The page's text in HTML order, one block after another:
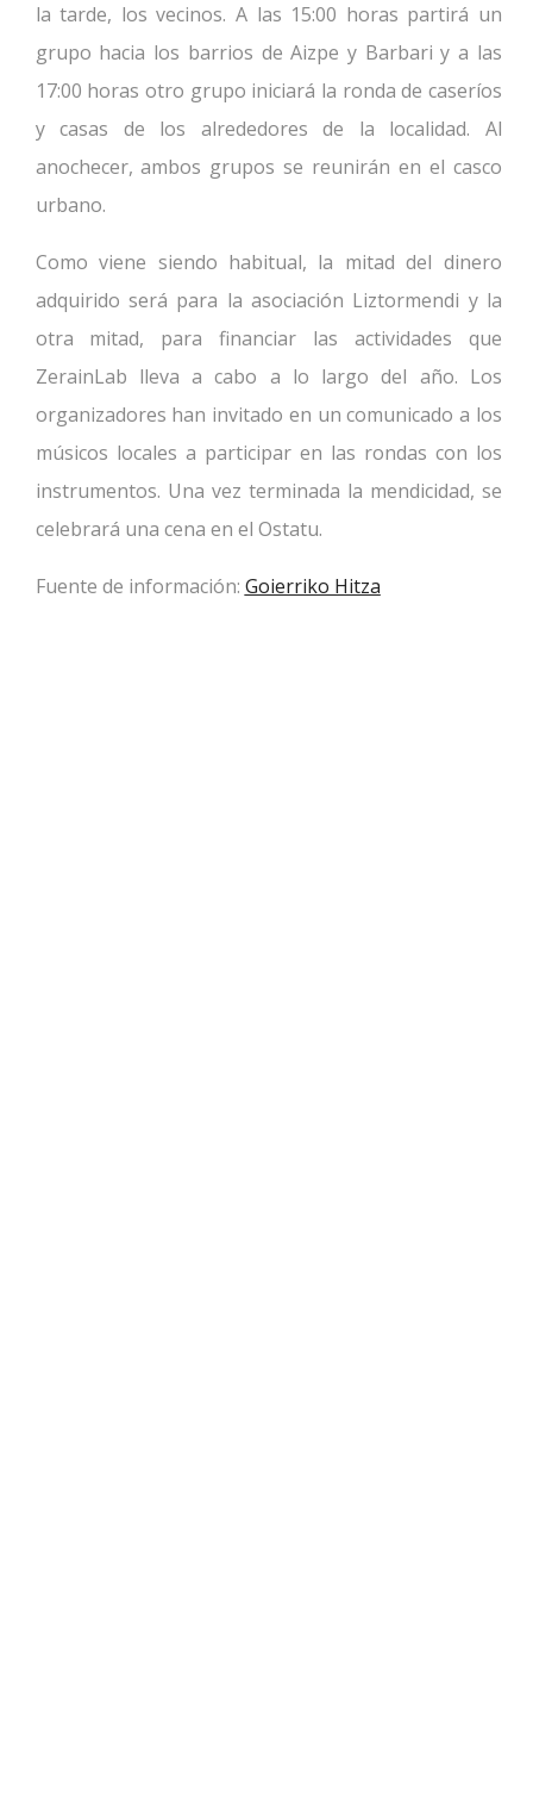
la tarde, los vecinos. A las 15:00 horas partirá un
grupo hacia los barrios de Aizpe y Barbari y a las
17:00 horas otro grupo iniciará la ronda de caseríos
y casas de los alrededores de la localidad. Al
anochecer, ambos grupos se reunirán en el casco
urbano.
Como viene siendo habitual, la mitad del dinero
adquirido será para la asociación Liztormendi y la
otra mitad, para financiar las actividades que
ZerainLab lleva a cabo a lo largo del año. Los
organizadores han invitado en un comunicado a los
músicos locales a participar en las rondas con los
instrumentos. Una vez terminada la mendicidad, se
celebrará una cena en el Ostatu.
Fuente de información: Goierriko Hitza